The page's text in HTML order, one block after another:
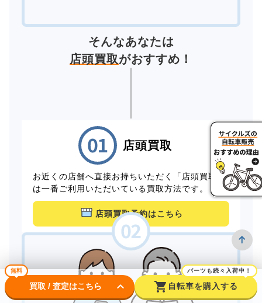
そんなあなたは
店頭買取がおすすめ！
店頭買取
お近くの店舗へ直接お持ちいただく「店頭買取」
は一番ご利用いただいている買取方法です。
店頭買取予約はこちら
無料
買取 / 査定はこちら keyboard_arrow_down shopping_cart
パーツも続々入荷中！
自転車を購入する